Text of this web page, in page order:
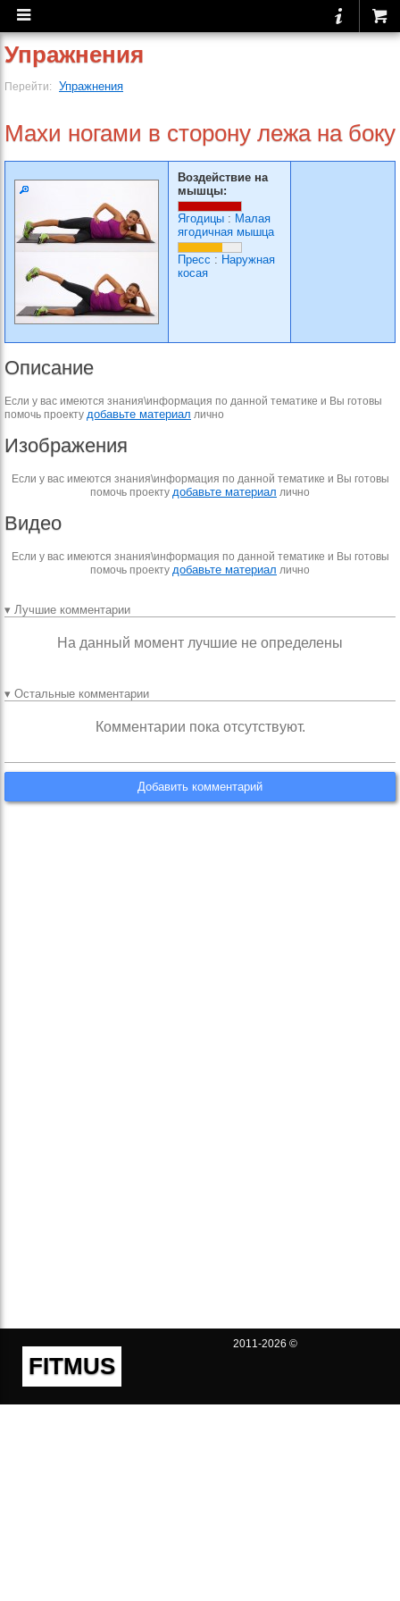
Упражнения
Перейти: Упражнения
Махи ногами в сторону лежа на боку
Воздействие на
мышцы:
Ягодицы : Малая
ягодичная мышца
Пресс : Наружная
косая
Описание
Если у вас имеются знания\информация по данной тематике и Вы готовы
помочь проекту добавьте материал лично
Изображения
Если у вас имеются знания\информация по данной тематике и Вы готовы
помочь проекту добавьте материал лично
Видео
Если у вас имеются знания\информация по данной тематике и Вы готовы
помочь проекту добавьте материал лично
▾ Лучшие комментарии
На данный момент лучшие не определены
▾ Остальные комментарии
Комментарии пока отсутствуют.
Добавить комментарий
FITMUS
2011-2026 ©